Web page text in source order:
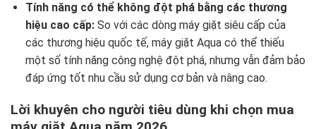
Tính năng có thể không đột phá bằng các thương
hiệu cao cấp:So với các dòng máy giặt siêu cấp của
các thương hiệu quốc tế, máy giặt Aqua có thể thiếu
một số tính năng công nghệ đột phá, nhưng vẫn đảm bảo
đáp ứng tốt nhu cầu sử dụng cơ bản và nâng cao.
Lời khuyên cho người tiêu dùng khi chọn mua